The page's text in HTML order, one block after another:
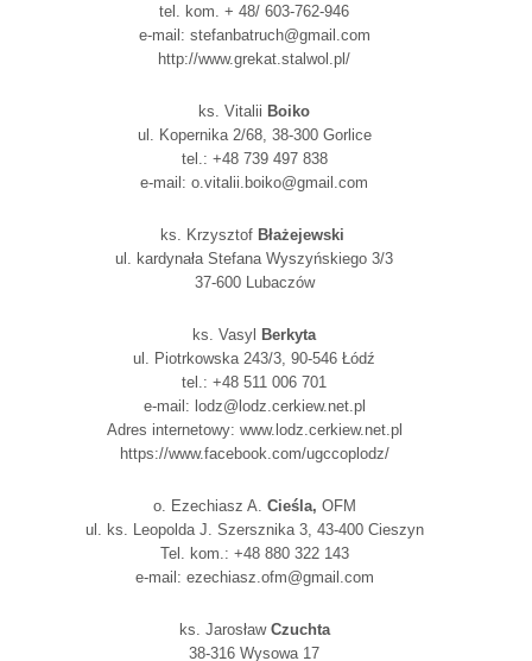
tel. kom. + 48/ 603-762-946
e-mail: stefanbatruch@gmail.com
http://www.grekat.stalwol.pl/
ks. Vitalii Boiko
ul. Kopernika 2/68, 38-300 Gorlice
tel.: +48 739 497 838
e-mail: o.vitalii.boiko@gmail.com
ks. Krzysztof Błażejewski
ul. kardynała Stefana Wyszyńskiego 3/3
37-600 Lubaczów
ks. Vasyl Berkyta
ul. Piotrkowska 243/3, 90-546 Łódź
tel.: +48 511 006 701
e-mail: lodz@lodz.cerkiew.net.pl
Adres internetowy: www.lodz.cerkiew.net.pl
https://www.facebook.com/ugccoplodz/
o. Ezechiasz A. Cieśla, OFM
ul. ks. Leopolda J. Szersznika 3, 43-400 Cieszyn
Tel. kom.: +48 880 322 143
e-mail: ezechiasz.ofm@gmail.com
ks. Jarosław Czuchta
38-316 Wysowa 17